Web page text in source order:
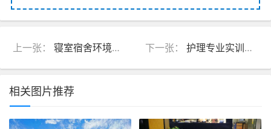
上一张： 寝室宿舍环境实拍 下一张：护理专业实训室实拍
相关图片推荐